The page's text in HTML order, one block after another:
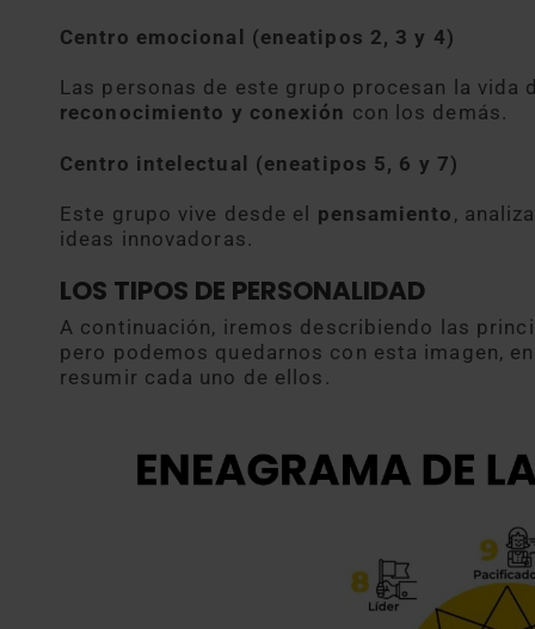
Centro emocional (eneatipos 2, 3 y 4)
Las personas de este grupo procesan la vida
reconocimiento y conexión con los demás.
Centro intelectual (eneatipos 5, 6 y 7)
Este grupo vive desde el pensamiento ,
ideas innovadoras.
LOS TIPOS DE PERSONALIDAD
A continuación, iremos describiendo las
pero podemos quedarnos con esta imagen,
resumir cada uno de ellos.